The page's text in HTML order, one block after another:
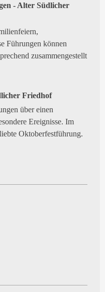
- Alter Südlicher
Führungen können
zusammengestellt
Friedhof
über einen
Ereignisse. Im
Oktoberfestführung.